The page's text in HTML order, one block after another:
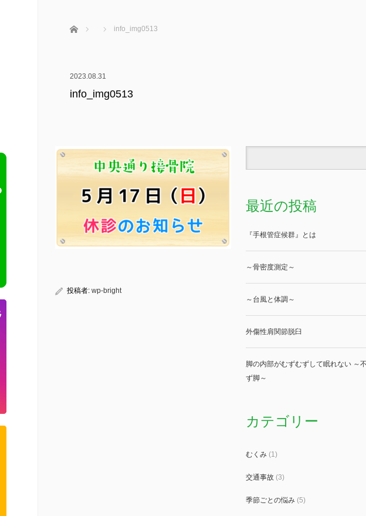
ホーム info_img0513
2023.08.31
info_img0513
投稿者: wp-bright
最近の投稿
『手根管症候群』とは
～骨密度測定～
～台風と体調～
外傷性肩関節脱臼
脚の内部がむずむずして眠れない ～
ず脚～
カテゴリー
むくみ(1)
交通事故(3)
季節ごとの悩み(5)